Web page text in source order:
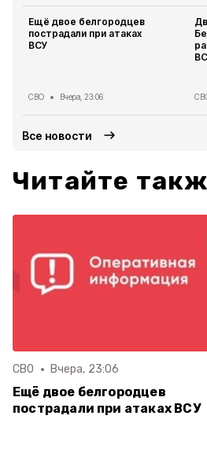
Ещё двое белгородцев
пострадали при атаках
ВСУ
СВО Вчера, 23:06
Все новости
Читайте
СВО Вчера, 23:06
Ещё двое белгородцев
пострадали при атаках ВСУ